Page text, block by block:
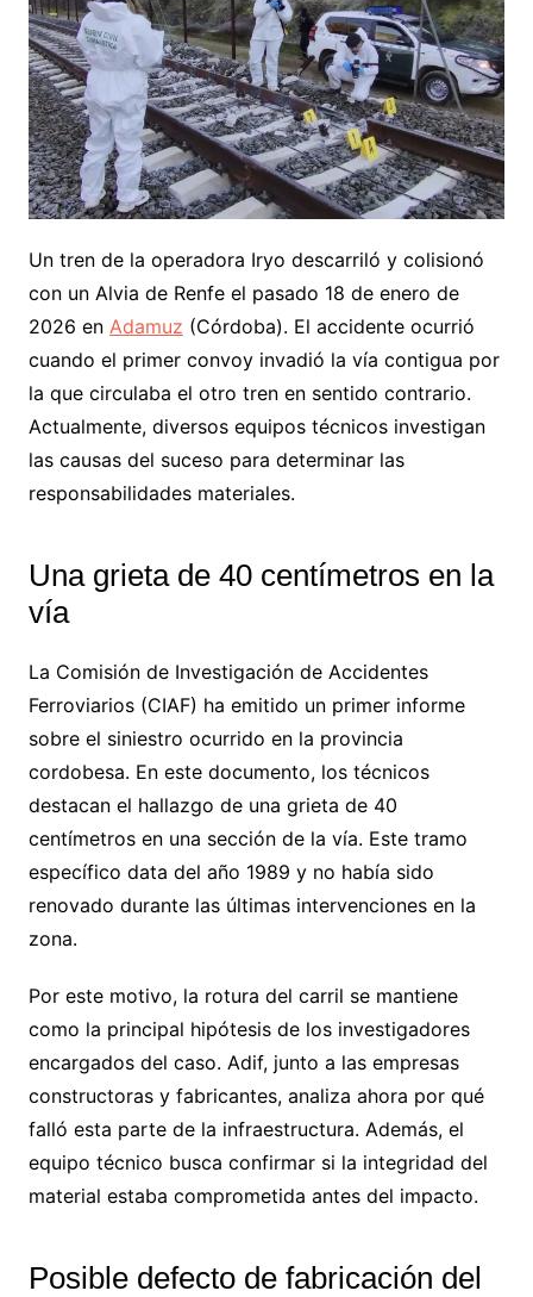
Un tren de la operadora Iryo descarriló y colisionó
con un Alvia de Renfe el pasado 18 de enero de
2026 en Adamuz (Córdoba). El accidente ocurrió
cuando el primer convoy invadió la vía contigua por
la que circulaba el otro tren en sentido contrario.
Actualmente, diversos equipos técnicos investigan
las causas del suceso para determinar las
responsabilidades materiales.
Una grieta de 40 centímetros en la
vía
La Comisión de Investigación de Accidentes
Ferroviarios (CIAF) ha emitido un primer informe
sobre el siniestro ocurrido en la provincia
cordobesa. En este documento, los técnicos
destacan el hallazgo de una grieta de 40
centímetros en una sección de la vía. Este tramo
específico data del año 1989 y no había sido
renovado durante las últimas intervenciones en la
zona.
Por este motivo, la rotura del carril se mantiene
como la principal hipótesis de los investigadores
encargados del caso. Adif, junto a las empresas
constructoras y fabricantes, analiza ahora por qué
falló esta parte de la infraestructura. Además, el
equipo técnico busca confirmar si la integridad del
material estaba comprometida antes del impacto.
Posible defecto de fabricación del